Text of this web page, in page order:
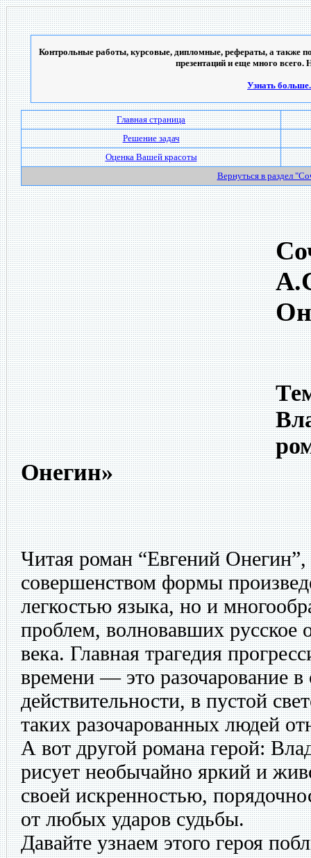
Контрольные работы, курсовые, дипломные, рефераты, а также
презентаций и еще много всего.
Узнать
Главная страница
Решение задач
Оценка Вашей красоты
Вернуться в раздел
Онегин»
Читая роман “Евгений
совершенством формы
легкостью языка, но и
проблем, волновавших русское
века. Главная трагедия
времени — это разочарование
действительности, в пустой
таких разочарованных людей
А вот другой романа герой:
рисует необычайно яркий и
своей искренностью,
от любых ударов судьбы.
Давайте узнаем этого героя